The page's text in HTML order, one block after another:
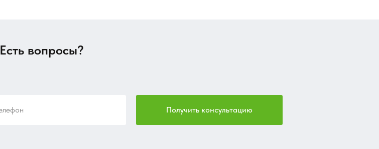
Есть вопросы?
Получить консультацию